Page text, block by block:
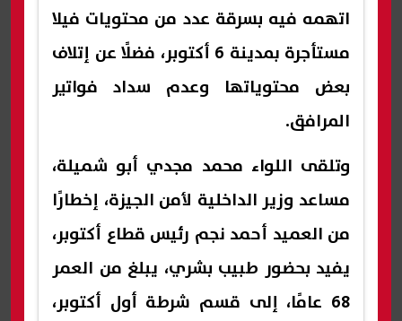
اتهمه فيه بسرقة عدد من محتويات فيلا
مستأجرة بمدينة 6 أكتوبر، فضلًا عن إتلاف
بعض محتوياتها وعدم سداد فواتير
المرافق.
وتلقى اللواء محمد مجدي أبو شميلة،
مساعد وزير الداخلية لأمن الجيزة، إخطارًا
من العميد أحمد نجم رئيس قطاع أكتوبر،
يفيد بحضور طبيب بشري، يبلغ من العمر
68 عامًا، إلى قسم شرطة أول أكتوبر،